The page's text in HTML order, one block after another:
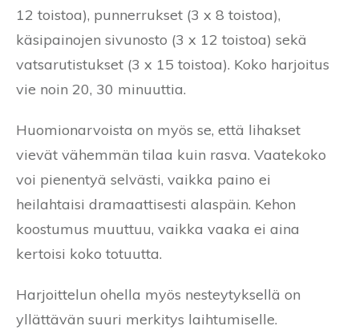
12 toistoa), punnerrukset (3 x 8 toistoa),
käsipainojen sivunosto (3 x 12 toistoa) sekä
vatsarutistukset (3 x 15 toistoa). Koko harjoitus
vie noin 20, 30 minuuttia.
Huomionarvoista on myös se, että lihakset
vievät vähemmän tilaa kuin rasva. Vaatekoko
voi pienentyä selvästi, vaikka paino ei
heilahtaisi dramaattisesti alaspäin. Kehon
koostumus muuttuu, vaikka vaaka ei aina
kertoisi koko totuutta.
Harjoittelun ohella myös nesteytyksellä on
yllättävän suuri merkitys laihtumiselle.